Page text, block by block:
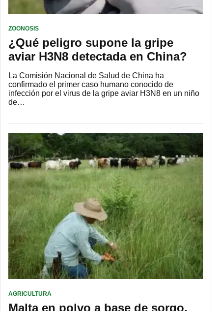
ZOONOSIS
¿Qué peligro supone la gripe
aviar H3N8 detectada en China?
La Comisión Nacional de Salud de China ha
confirmado el primer caso humano conocido de
infección por el virus de la gripe aviar H3N8 en un niño
de…
AGRICULTURA
Malta en polvo a base de sorgo,